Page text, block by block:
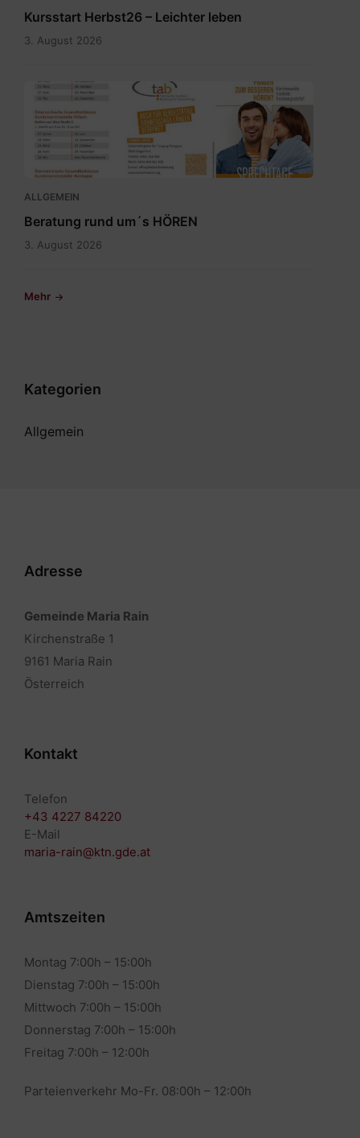
Kursstart Herbst26 – Leichter leben
3. August 2026
Sprechtagskalender
tab
2026
1.pdf
ALLGEMEIN
Beratung rund um´s HÖREN
3. August 2026
Mehr
Kategorien
Allgemein
Adresse
Gemeinde Maria Rain
Kirchenstraße 1
9161 Maria Rain
Österreich
Kontakt
Telefon
+43 4227 84220
E-Mail
maria-rain@ktn.gde.at
Amtszeiten
Montag 7:00h – 15:00h
Dienstag 7:00h – 15:00h
Mittwoch 7:00h – 15:00h
Donnerstag 7:00h – 15:00h
Freitag 7:00h – 12:00h
Parteienverkehr Mo-Fr. 08:00h – 12:00h